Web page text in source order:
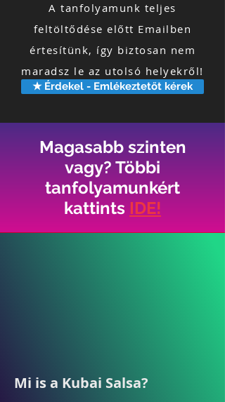
A tanfolyamunk teljes
feltöltődése előtt Emailben
értesítünk, így biztosan nem
maradsz le az utolsó helyekről!
★ Érdekel - Emlékeztetőt kérek
Magasabb szinten
vagy? Többi
tanfolyamunkért
kattints IDE!
Mi is a Kubai Salsa?